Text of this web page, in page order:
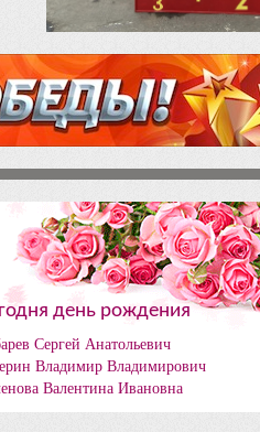
день рождения
Сергей Анатольевич
Владимир Владимирович
Валентина Ивановна